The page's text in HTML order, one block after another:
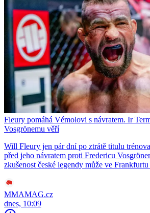
Fleury pomáhá Vémolovi s návratem. Ir
Vosgrönemu věří
Will Fleury jen pár dní po ztrátě titulu
před jeho návratem proti Fredericu
zkušenost české legendy může ve
MMAMAG.cz
dnes, 10:09